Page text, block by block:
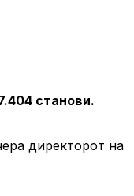
станови.
директорот на